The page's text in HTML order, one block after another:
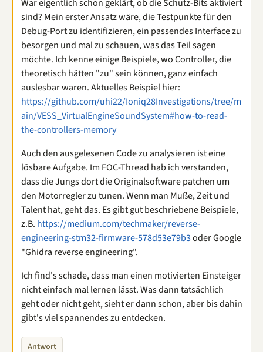
War eigentlich schon geklärt, ob die Schutz-Bits aktiviert
sind? Mein erster Ansatz wäre, die Testpunkte für den
Debug-Port zu identifizieren, ein passendes Interface zu
besorgen und mal zu schauen, was das Teil sagen
möchte. Ich kenne einige Beispiele, wo Controller, die
theoretisch hätten "zu" sein können, ganz einfach
auslesbar waren. Aktuelles Beispiel hier:
https://github.com/uhi22/Ioniq28Investigations/tree/m
ain/VESS_VirtualEngineSoundSystem#how-to-read-
the-controllers-memory
Auch den ausgelesenen Code zu analysieren ist eine
lösbare Aufgabe. Im FOC-Thread hab ich verstanden,
dass die Jungs dort die Originalsoftware patchen um
den Motorregler zu tunen. Wenn man Muße, Zeit und
Talent hat, geht das. Es gibt gut beschriebene Beispiele,
z.B. https://medium.com/techmaker/reverse-
engineering-stm32-firmware-578d53e79b3oder Google
"Ghidra reverse engineering".
Ich find's schade, dass man einen motivierten Einsteiger
nicht einfach mal lernen lässt. Was dann tatsächlich
geht oder nicht geht, sieht er dann schon, aber bis dahin
gibt's viel spannendes zu entdecken.
Antwort